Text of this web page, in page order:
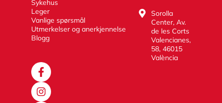
Sykehus
Leger
Vanlige spørsmål
Utmerkelser og anerkjennelse
Blogg
Sorolla
Center, Av.
de les Corts
Valencianes,
58, 46015
València